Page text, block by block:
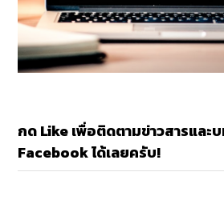
กด Like เพื่อติดตามข่าวสารและ
Facebook ได้เลยครับ!